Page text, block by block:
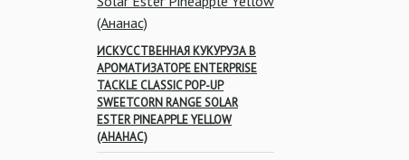
ИСКУССТВЕННАЯ КУКУРУЗА В
АРОМАТИЗАТОРЕ ENTERPRISE
TACKLE CLASSIC POP-UP
SWEETCORN RANGE SOLAR
ESTER PINEAPPLE YELLOW
(АНАНАС)